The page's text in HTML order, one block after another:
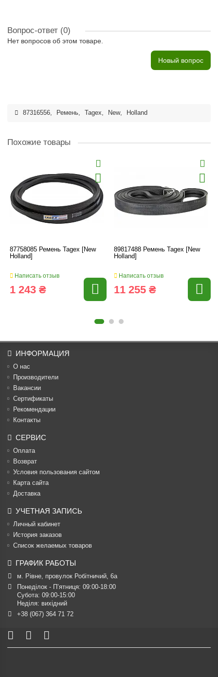
Вопрос-ответ (0)
Нет вопросов об этом товаре.
Новый вопрос
87316556, Ремень, Tagex, New, Holland
Похожие товары
87758085 Ремень Tagex [New
Holland]
Написать отзыв
1 243 ₴
89817488 Ремень Tagex [New
Holland]
Написать отзыв
11 255 ₴
ИНФОРМАЦИЯ
О нас
Производители
Вакансии
Cертификаты
Рекомендации
Контакты
СЕРВИС
Оплата
Возврат
Условия пользования сайтом
Карта сайта
Доставка
УЧЕТНАЯ ЗАПИСЬ
Личный кабинет
История заказов
Список желаемых товаров
ГРАФИК РАБОТЫ
м. Рівне, провулок Робітничий, 6а
Понеділок - П’ятниця: 09:00-18:00
Субота: 09:00-15:00
Неділя: вихідний
+38 (067) 364 71 72